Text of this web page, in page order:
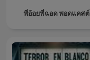
พี่อ้อยพี่ฉอด พอดแคสต์